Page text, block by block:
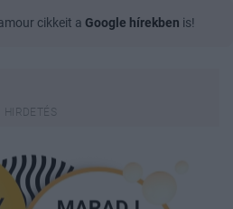
cikkeit a Google hírekben is!